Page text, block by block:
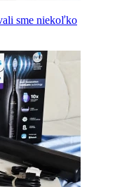
sme niekoľko